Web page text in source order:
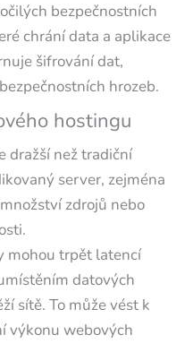
bezpečnostních
chrání data a aplikace
šifrování dat,
hrozeb.
hostingu
dražší než tradiční
server, zejména
zdrojů nebo
mohou trpět latencí
datových
sítě. To může vést k
výkonu webových